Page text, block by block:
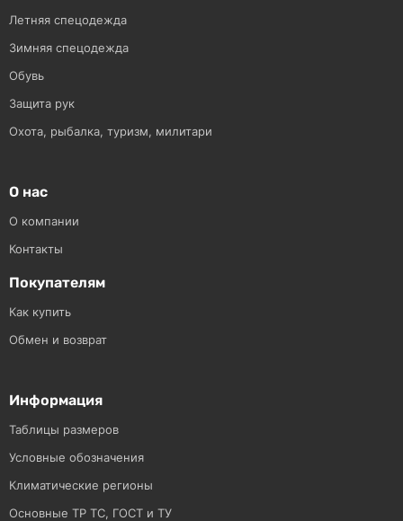
Летняя спецодежда
Зимняя спецодежда
Обувь
Защита рук
Охота, рыбалка, туризм, милитари
О нас
О компании
Контакты
Покупателям
Как купить
Обмен и возврат
Информация
Таблицы размеров
Условные обозначения
Климатические регионы
Основные ТР ТС, ГОСТ и ТУ